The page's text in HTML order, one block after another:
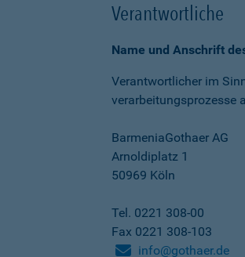
Verantwortliche
Name und Anschrift
Verantwortlicher im
verarbeitungs­prozesse
BarmeniaGothaer AG
Arnoldiplatz 1
50969 Köln
Tel. 0221 308-00
Fax 0221 308-103
info@gothaer.de